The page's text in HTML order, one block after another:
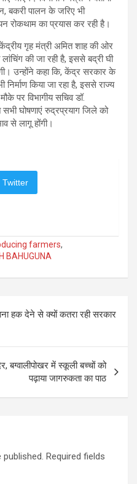
बकरी पालन के जरिए भी
रोकथाम का प्रयास कर रही है।
गृह मंत्री अमित शाह की ओर
की जा रही है, इससे बद्री घी
उन्होंने कहा कि, केंद्र सरकार के
निर्माण किया जा रहा है, इससे राज्य
पर विभागीय सचिव डॉ.
सभी घोषणाएं रुद्रप्रयाग जिले को
से लागू होंगी।
Twitter
farmers,
BAHUGUNA
हक देने से क्यों कतरा रही सरकार
बग्वालीपोखर में स्कूली बच्चों को
पढ़ाया जागरुकता का पाठ
Required fields